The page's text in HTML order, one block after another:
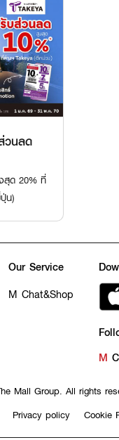
วนลด
สุด 20% ที่
น)
Our Service
M Chat&Shop
M
Mall Group. All rights
Privacy policy Cookie